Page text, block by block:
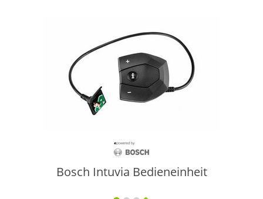
Bosch Intuvia Bedieneinheit